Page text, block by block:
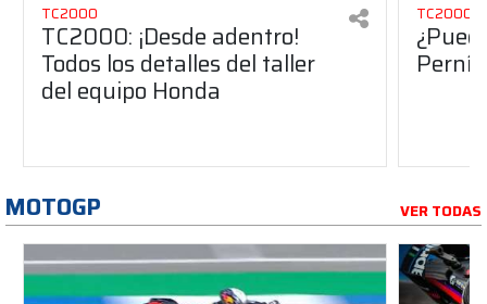
TC2000
TC2000: ¡Desde adentro!
Todos los detalles del taller
del equipo Honda
TC2000
MOTOGP VER TODAS